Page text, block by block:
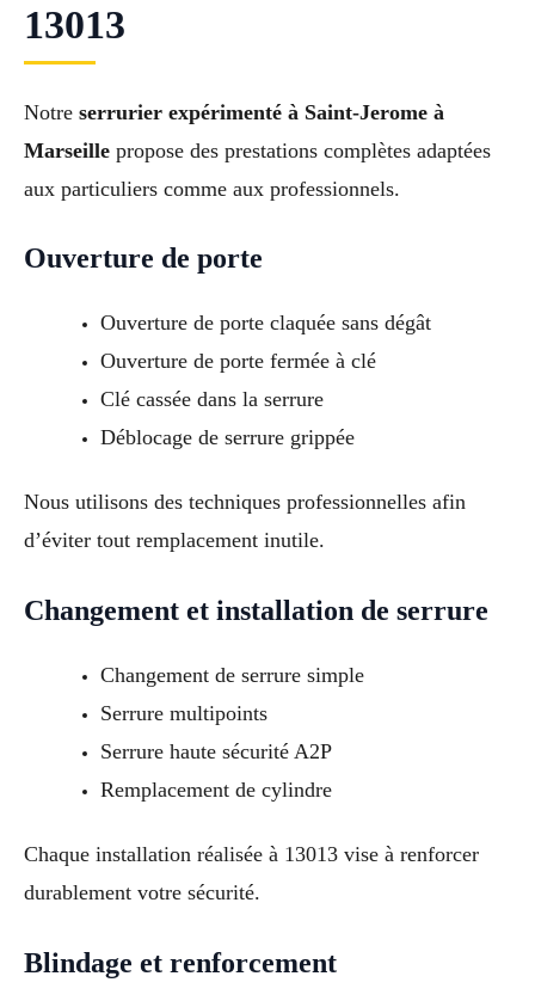
13013
Notre serrurier expérimenté à Saint-Jerome à
Marseille propose des prestations complètes adaptées
aux particuliers comme aux professionnels.
Ouverture de porte
Ouverture de porte claquée sans dégât
Ouverture de porte fermée à clé
Clé cassée dans la serrure
Déblocage de serrure grippée
Nous utilisons des techniques professionnelles afin
d’éviter tout remplacement inutile.
Changement et installation de serrure
Changement de serrure simple
Serrure multipoints
Serrure haute sécurité A2P
Remplacement de cylindre
Chaque installation réalisée à 13013 vise à renforcer
durablement votre sécurité.
Blindage et renforcement